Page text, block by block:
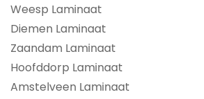
Weesp Laminaat
Diemen Laminaat
Zaandam Laminaat
Hoofddorp Laminaat
Amstelveen Laminaat